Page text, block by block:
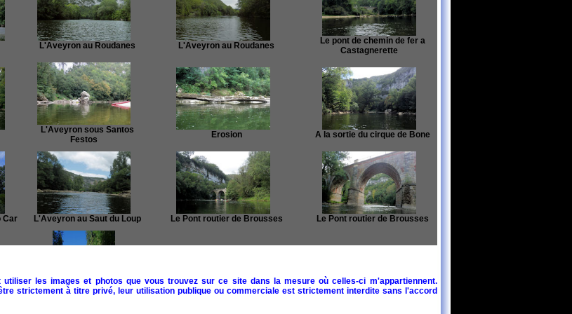
L'Aveyron au Roudanes L'Aveyron au Roudanes
Le pont de chemin de fer a
Castagnerette
L'Aveyron sous Santos
Festos
Erosion A la sortie du cirque de Bone
Car L'Aveyron au Saut du Loup Le Pont routier de Brousses Le Pont routier de Brousses
utiliser les images et photos que vous trouvez sur ce site dans la mesure où celles-ci m'appartiennent.
strictement à titre privé, leur utilisation publique ou commerciale est strictement interdite sans l'accord